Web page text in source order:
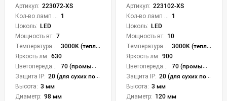
Артикул: 223072-XS
1
Цоколь: LED
Мощность вт: 7
3000K (теплый)
Яркость лм: 630
70 (промышленная)
Защита IP: 20 (для сухих пом.)
Высота: 3 мм
Диаметр: 98 мм
Артикул: 223102-XS
1
Цоколь: LED
Мощность вт: 10
3000K (теплый)
Яркость лм: 900
70 (промышленная)
Защита IP: 20 (для сухих пом.)
Высота: 3 мм
Диаметр: 120 мм